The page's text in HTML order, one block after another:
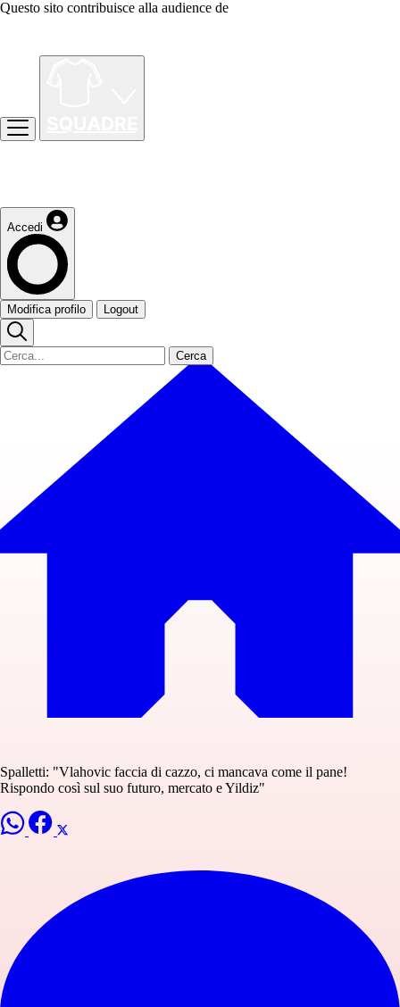
Questo sito contribuisce alla audience de
Accedi
Modifica profilo Logout
Cerca
Spalletti: "Vlahovic faccia di cazzo, ci mancava come il pane!
Rispondo così sul suo futuro, mercato e Yildiz"